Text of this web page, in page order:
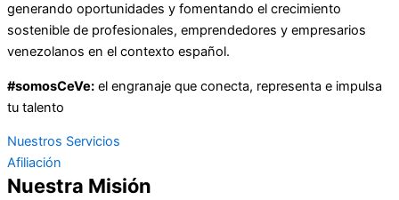
generando oportunidades y fomentando el crecimiento
sostenible de profesionales, emprendedores y empresarios
venezolanos en el contexto español.
#somosCeVe: el engranaje que conecta, representa e impulsa
tu talento
Nuestros Servicios
Afiliación
Nuestra Misión